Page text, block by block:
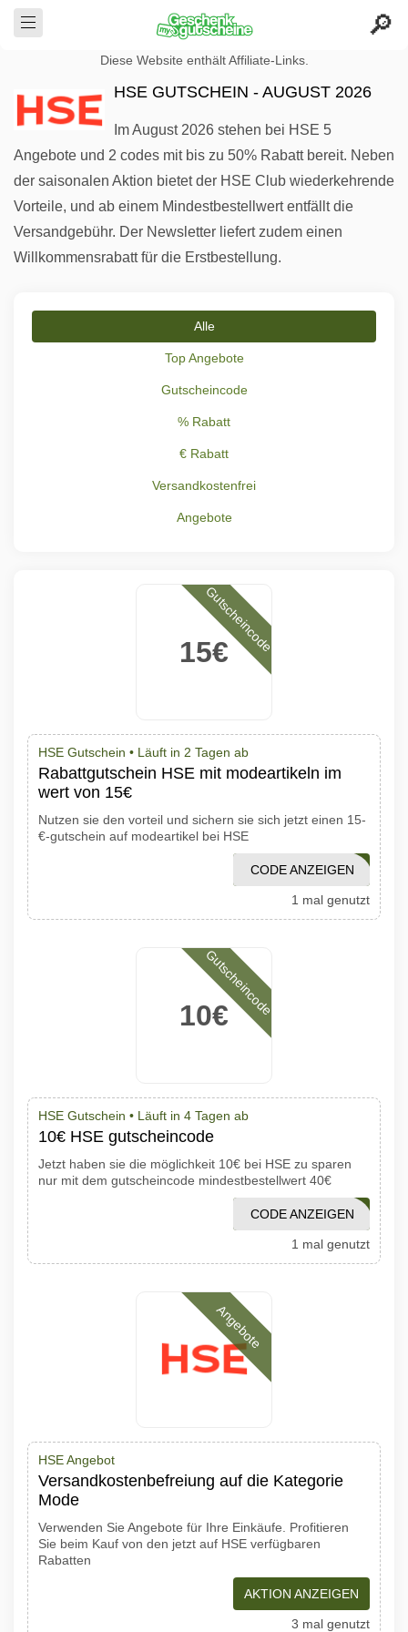
Diese Website enthält Affiliate-Links.
HSE GUTSCHEIN - AUGUST 2026
Im August 2026 stehen bei HSE 5
Angebote und 2 codes mit bis zu 50% Rabatt bereit. Neben
der saisonalen Aktion bietet der HSE Club wiederkehrende
Vorteile, und ab einem Mindestbestellwert entfällt die
Versandgebühr. Der Newsletter liefert zudem einen
Willkommensrabatt für die Erstbestellung.
Alle
Top Angebote
Gutscheincode
% Rabatt
€ Rabatt
Versandkostenfrei
Angebote
15€Gutscheincode
HSE Gutschein • Läuft in 2 Tagen ab
Rabattgutschein HSE mit modeartikeln im
wert von 15€
Nutzen sie den vorteil und sichern sie sich jetzt einen 15-
€-gutschein auf modeartikel bei HSE
FASHION15
CODE ANZEIGEN
1 mal genutzt
10€Gutscheincode
HSE Gutschein • Läuft in 4 Tagen ab
10€ HSE gutscheincode
Jetzt haben sie die möglichkeit 10€ bei HSE zu sparen
nur mit dem gutscheincode mindestbestellwert 40€
SAGJA10CD
CODE ANZEIGEN
1 mal genutzt
Angebote
HSE Angebot
Versandkostenbefreiung auf die Kategorie
Mode
Verwenden Sie Angebote für Ihre Einkäufe. Profitieren
Sie beim Kauf von den jetzt auf HSE verfügbaren
Rabatten
AKTION ANZEIGEN
3 mal genutzt